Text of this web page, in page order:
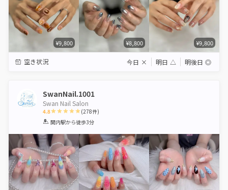
¥9,800 ¥8,800 ¥9,800
空き状況 今日 × 明日 △ 明後日 ◎
SwanNail.1001
Swan Nail Salon
4.8
1 2 3 4 5
(278件)
関内駅から徒歩3分